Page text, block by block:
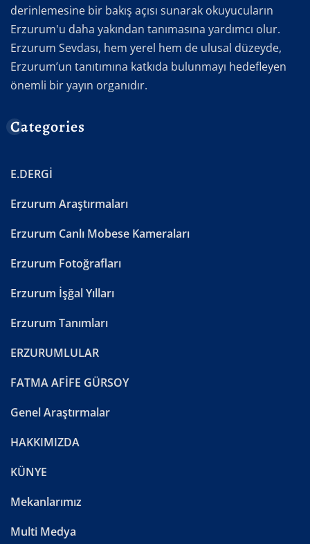
derinlemesine bir bakış açısı sunarak okuyucuların
Erzurum'u daha yakından tanımasına yardımcı olur.
Erzurum Sevdası, hem yerel hem de ulusal düzeyde,
Erzurum’un tanıtımına katkıda bulunmayı hedefleyen
önemli bir yayın organıdır.
Categories
E.DERGİ
Erzurum Araştırmaları
Erzurum Canlı Mobese Kameraları
Erzurum Fotoğrafları
Erzurum İşğal Yılları
Erzurum Tanımları
ERZURUMLULAR
FATMA AFİFE GÜRSOY
Genel Araştırmalar
HAKKIMIZDA
KÜNYE
Mekanlarımız
Multi Medya